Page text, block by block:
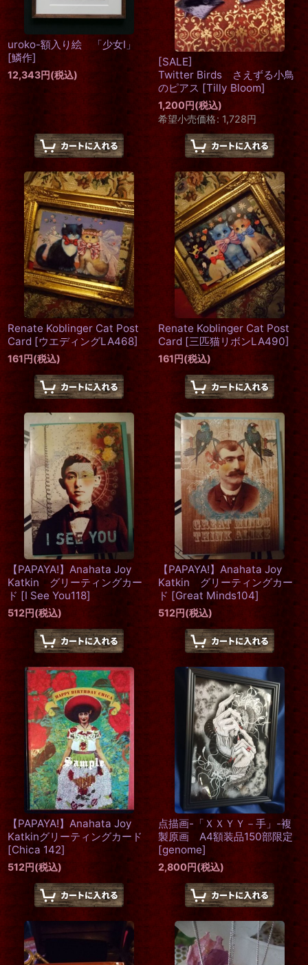
uroko-額入り絵 「少女I」
[鱗作]
12,343円(税込)
[SALE]
Twitter Birds さえずる小鳥
のピアス [Tilly Bloom]
1,200円(税込)
希望小売価格: 1,728円
Renate Koblinger Cat Post
Card [ウエディングLA468]
161円(税込)
Renate Koblinger Cat Post
Card [三匹猫リボンLA490]
161円(税込)
【PAPAYA!】Anahata Joy
Katkin グリーティングカー
ド [I See You118]
512円(税込)
【PAPAYA!】Anahata Joy
Katkin グリーティングカー
ド [Great Minds104]
512円(税込)
【PAPAYA!】Anahata Joy
Katkinグリーティングカード
[Chica 142]
512円(税込)
点描画-「ＸＸＹＹ－手」-複
製原画 A4額装品150部限定
[genome]
2,800円(税込)